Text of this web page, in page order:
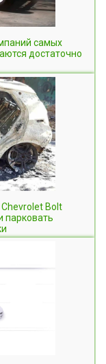
самых
достаточно
Bolt
парковать